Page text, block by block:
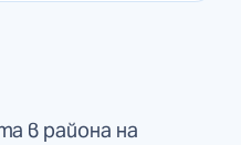
в района на